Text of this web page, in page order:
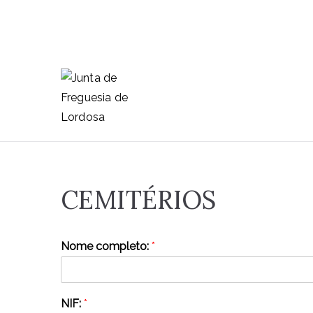
Lordosa é uma Freguesia
CEMITÉRIOS
Nome completo: *
NIF: *